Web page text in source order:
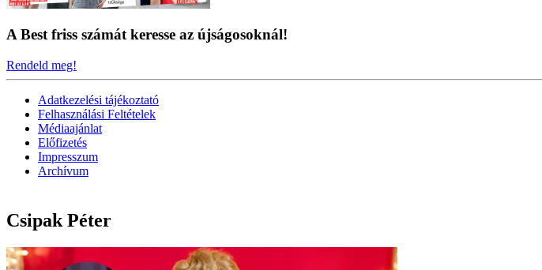
A Best friss számát keresse az újságosoknál!
Rendeld meg!
Adatkezelési tájékoztató
Felhasználási Feltételek
Médiaajánlat
Előfizetés
Impresszum
Archívum
Csipak Péter